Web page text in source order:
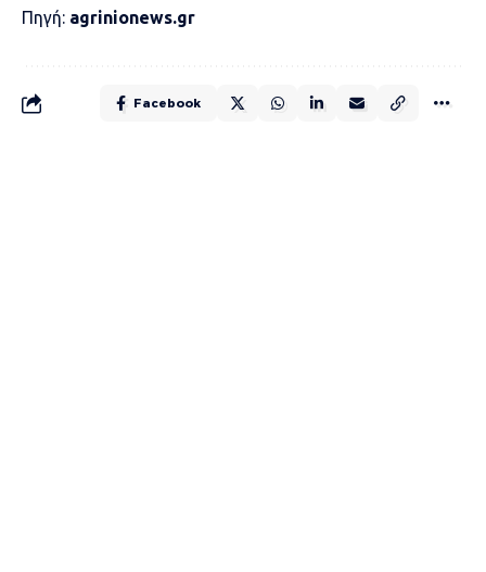
Πηγή: agrinionews.gr
Facebook